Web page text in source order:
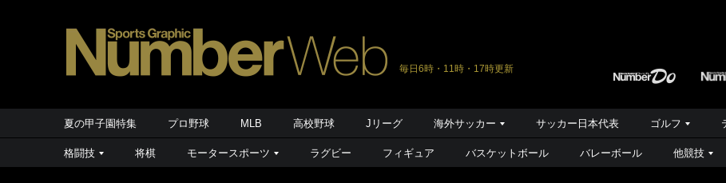
毎日6時・11時・17時更新
夏の甲子園特集 プロ野球 MLB 高校野球 Jリーグ 海外サッカー サッカー日本代表 ゴルフ
格闘技 将棋 モータースポーツ ラグビー フィギュア バスケットボール バレーボール 他競技